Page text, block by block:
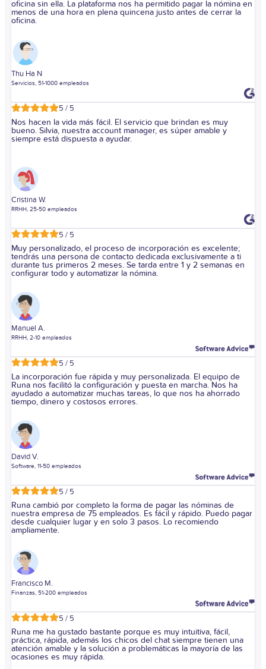
oficina sin ella. La plataforma nos ha permitido pagar la nómina en
menos de una hora en plena quincena justo antes de cerrar la
oficina.
Thu Ha N
Servicios, 51-1000 empleados
5 / 5
Nos hacen la vida más fácil. El servicio que brindan es muy
bueno. Silvia, nuestra account manager, es súper amable y
siempre está dispuesta a ayudar.
Cristina W.
RRHH, 25-50 empleados
5 / 5
Muy personalizado, el proceso de incorporación es excelente;
tendrás una persona de contacto dedicada exclusivamente a ti
durante tus primeros 2 meses. Se tarda entre 1 y 2 semanas en
configurar todo y automatizar la nómina.
Manuel A.
RRHH, 2-10 empleados
5 / 5
La incorporación fue rápida y muy personalizada. El equipo de
Runa nos facilitó la configuración y puesta en marcha. Nos ha
ayudado a automatizar muchas tareas, lo que nos ha ahorrado
tiempo, dinero y costosos errores.
David V.
Software, 11-50 empleados
5 / 5
Runa cambió por completo la forma de pagar las nóminas de
nuestra empresa de 75 empleados. Es fácil y rápido. Puedo pagar
desde cualquier lugar y en solo 3 pasos. Lo recomiendo
ampliamente.
Francisco M.
Finanzas, 51-200 empleados
5 / 5
Runa me ha gustado bastante porque es muy intuitiva, fácil,
práctica, rápida, además los chicos del chat siempre tienen una
atención amable y la solución a problemáticas la mayoría de las
ocasiones es muy rápida.